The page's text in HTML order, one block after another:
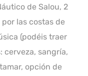
de Salou, 2
las costas de
(podéis traer
cerveza, sangría,
opción de